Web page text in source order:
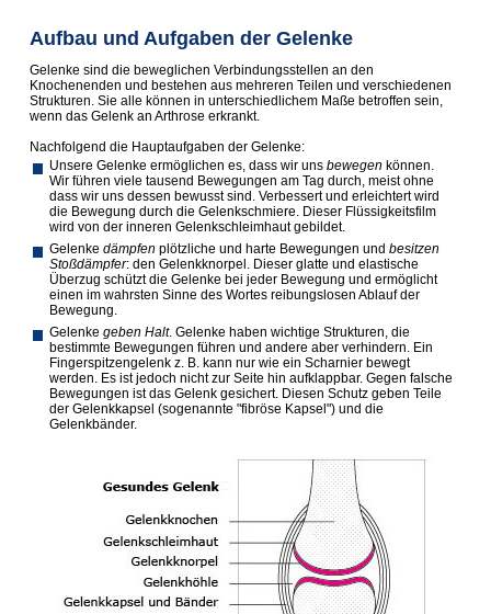
Aufbau und Aufgaben der Gelenke
Gelenke sind die beweglichen Verbindungsstellen an den
Knochenenden und bestehen aus mehreren Teilen und verschiedenen
Strukturen. Sie alle können in unterschiedlichem Maße betroffen sein,
wenn das Gelenk an Arthrose erkrankt.
Nachfolgend die Hauptaufgaben der Gelenke:
Unsere Gelenke ermöglichen es, dass wir uns bewegen können.
Wir führen viele tausend Bewegungen am Tag durch, meist ohne
dass wir uns dessen bewusst sind. Verbessert und erleichtert wird
die Bewegung durch die Gelenkschmiere. Dieser Flüssigkeitsfilm
wird von der inneren Gelenkschleimhaut gebildet.
Gelenke dämpfen plötzliche und harte Bewegungen und besitzen
Stoßdämpfer: den Gelenkknorpel. Dieser glatte und elastische
Überzug schützt die Gelenke bei jeder Bewegung und ermöglicht
einen im wah­rsten Sinne des Wortes reibungslosen Ablauf der
Bewegung.
Gelenke geben Halt. Gelenke haben wichtige Strukturen, die
bestimmte Bewegungen führen und andere aber verhindern. Ein
Fingerspitzengelenk z. B. kann nur wie ein Scharnier bewegt
werden. Es ist jedoch nicht zur Seite hin aufklappbar. Gegen falsche
Bewegungen ist das Gelenk gesichert. Diesen Schutz geben Teile
der Gelenkkapsel (sogenannte "fibröse Kapsel") und die
Gelenkbänder.